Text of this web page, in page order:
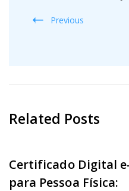
Previous
Related Posts
Certificado Digital
para Pessoa Física: